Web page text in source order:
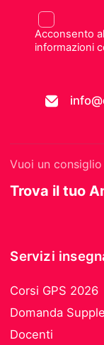
Acconsento
informazioni
Vuoi un
Trova il tuo
Servizi
Corsi GPS 2026
Domanda
Docenti